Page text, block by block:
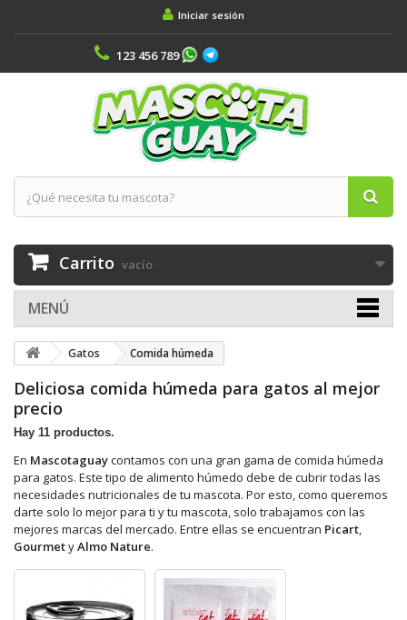
Iniciar sesión
123 456 789
Carrito vacío
MENÚ
Gatos Comida húmeda
Deliciosa comida húmeda para gatos al mejor
precio
Hay 11 productos.
En Mascotaguaycontamos con una gran gama de comida húmeda
para gatos. Este tipo de alimento húmedo debe de cubrir todas las
necesidades nutricionales de tu mascota. Por esto, como queremos
darte solo lo mejor para ti y tu mascota, solo trabajamos con las
mejores marcas del mercado. Entre ellas se encuentran Picart,
GourmetyAlmo Nature.